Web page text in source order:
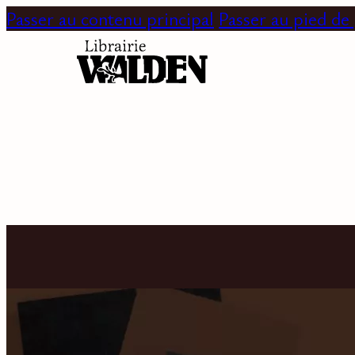
Passer au contenu principal Passer au pied de